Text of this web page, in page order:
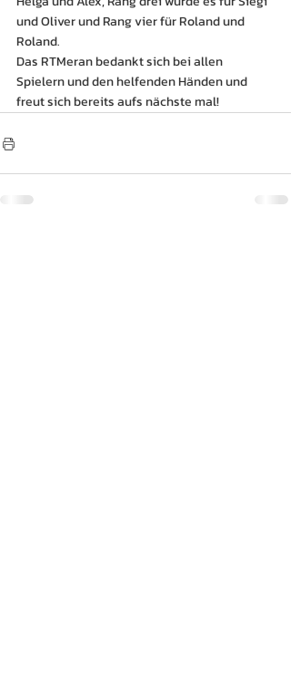
und Oliver und Rang vier für Roland und
Roland.
Das RTMeran bedankt sich bei allen
Spielern und den helfenden Händen und
freut sich bereits aufs nächste mal!